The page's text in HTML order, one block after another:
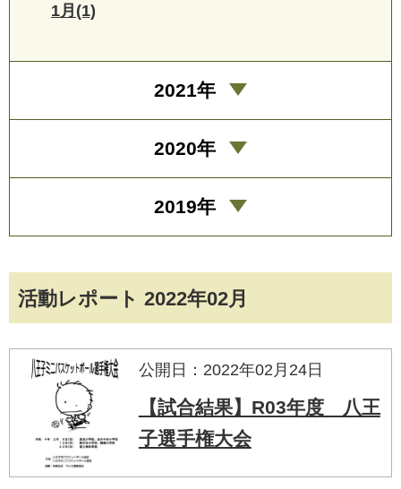
活動レポート 2022年02月
公開日：2022年02月24日
【試合結果】R03年度 八王
子選手権大会
1月(1)
2021年
2020年
2019年